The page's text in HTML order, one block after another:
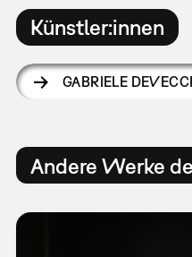
Künstler:innen
GABRIELE
Andere Werke